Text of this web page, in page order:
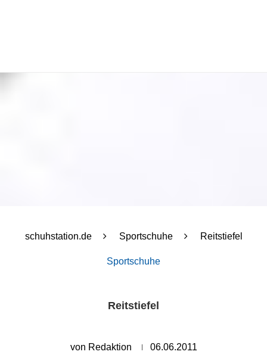
schuhstation.de Sportschuhe Reitstiefel
Sportschuhe
Reitstiefel
von Redaktion 06.06.2011